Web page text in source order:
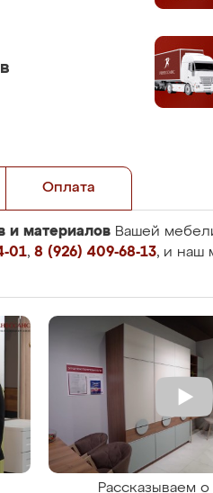
Оплата
и материалов Вашей
01, 8 (926) 409-68-13, и наш
Рассказываем о